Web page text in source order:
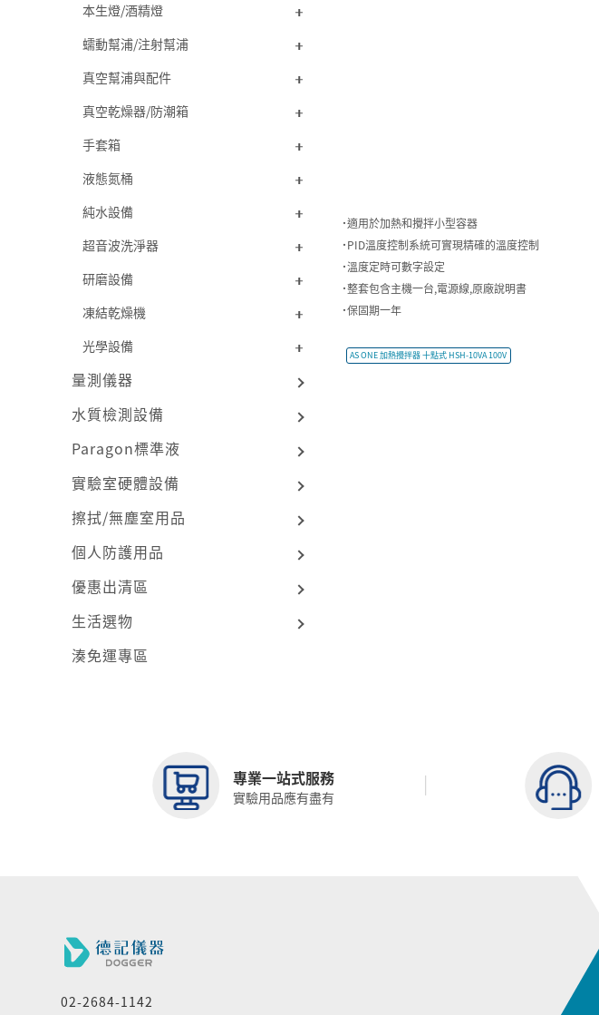
本生燈/酒精燈
蠕動幫浦/注射幫浦
真空幫浦與配件
真空乾燥器/防潮箱
手套箱
液態氮桶
純水設備
超音波洗淨器
研磨設備
凍結乾燥機
光學設備
量測儀器
水質檢測設備
Paragon標準液
實驗室硬體設備
擦拭/無塵室用品
個人防護用品
優惠出清區
生活選物
湊免運專區
˙適用於加熱和攪拌小型容器
˙PID溫度控制系統可實現精確的溫度控制
˙溫度定時可數字設定
˙整套包含主機一台,電源線,原廠說明書
˙保固期一年
AS ONE 加熱攪拌器 十點式 HSH-10VA 100V
專業一站式服務
實驗用品應有盡有
02-2684-1142